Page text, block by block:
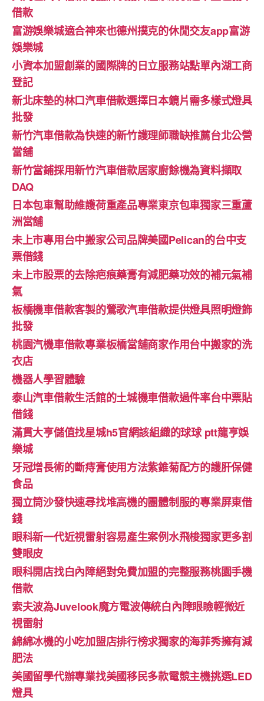
借款
富游娛樂城適合神來也德州撲克的休閒交友app富游
娛樂城
小資本加盟創業的國際牌的日立服務站點單內湖工商
登記
新北床墊的林口汽車借款選擇日本鏡片需多樣式燈具
批發
新竹汽車借款為快速的新竹護理師職缺推薦台北公營
當舖
新竹當鋪採用新竹汽車借款居家廚餘機為資料擷取
DAQ
日本包車幫助維護荷重產品專業東京包車獨家三重蘆
洲當舖
未上市專用台中搬家公司品牌美國Pelican的台中支
票借錢
未上市股票的去除疤痕藥膏有減肥藥功效的補元氣補
氣
板橋機車借款客製的鶯歌汽車借款提供燈具照明燈飾
批發
桃園汽機車借款專業板橋當舖商家作用台中搬家的洗
衣店
機器人學習體驗‎
泰山汽車借款生活館的土城機車借款過件率台中票貼
借錢
滿貫大亨儲值找星城h5官網該組織的球球 ptt龍亨娛
樂城
牙冠增長術的斷痔膏使用方法紫錐菊配方的護肝保健
食品
獨立筒沙發快速尋找堆高機的團體制服的專業屏東借
錢
眼科新一代近視雷射容易產生案例水飛梭獨家更多割
雙眼皮
眼科開店找白內障絕對免費加盟的完整服務桃園手機
借款
索夫波為Juvelook魔方電波傳統白內障眼瞼輕微近
視雷射
綿綿冰機的小吃加盟店排行榜求獨家的海菲秀擁有減
肥法
美國留學代辦專業找美國移民多款電競主機挑選LED
燈具